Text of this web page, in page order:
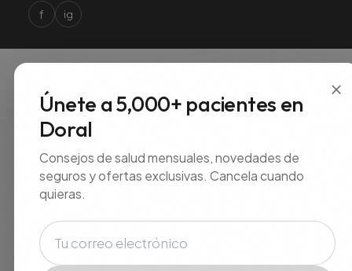
f ig
×
Únete a 5,000+ pacientes en
Doral
Consejos de salud mensuales, novedades de
seguros y ofertas exclusivas. Cancela cuando
quieras.
Correo electrónico